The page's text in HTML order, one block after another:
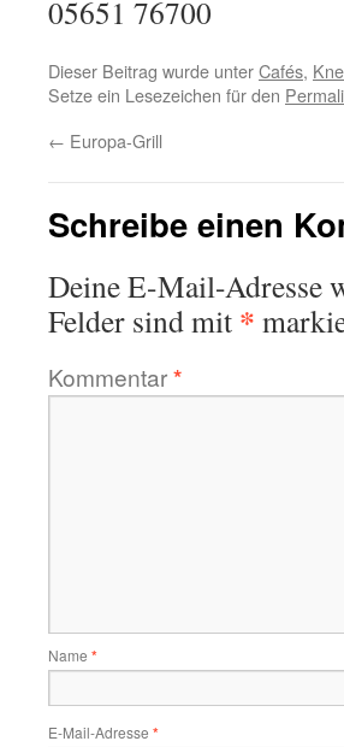
05651 76700
Dieser Beitrag wurde unterCafés,
Setze ein Lesezeichen für den
← Europa-Grill
Schreibe einen
Deine E-Mail-Adresse
Felder sind mit *
Kommentar*
Name *
E-Mail-Adresse *